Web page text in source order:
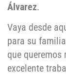
Álvarez.
Vaya desde
para su
que queremos
excelente